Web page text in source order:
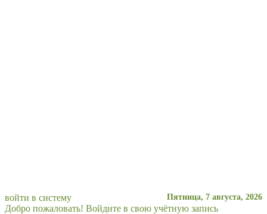
Пятница, 7 августа, 2026
войти в систему
Добро пожаловать! Войдите в свою учётную запись